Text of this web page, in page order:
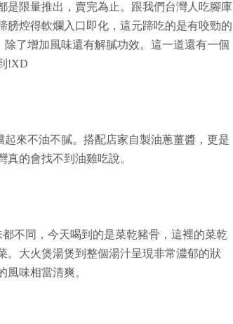
是限量推出，賣完為止。跟我們台灣人吃腳庫
膀焢得軟爛入口即化，這元蹄吃的是有咬勁的
了增加風味還有解膩功效。這一道還有一個
!XD
來不油不膩。搭配店家自製油蔥薑醬，更是
的會找不到油雞吃說。
不同，今天喝到的是菜乾豬骨，這裡的菜乾
。大火煲湯煲到整個湯汁呈現非常濃郁的狀
風味相當清爽。